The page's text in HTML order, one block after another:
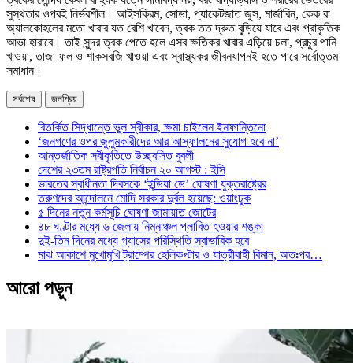
সুস্থতার ওপরই নির্ভরশীল। আইসক্রিম, সোডা, প্যাকেটজাত জুস, মার্জারিন, কেক বা
অ্যালকোহলের মতো খাবার যত বেশি খাবেন, ত্বক তত দ্রুত বুড়িয়ে যাবে এবং প্রাকৃতিক
আভা হারাবে। তাই সুন্দর ত্বক পেতে হলে এসব ক্ষতিকর খাবার এড়িয়ে চলা, প্রচুর পানি
খাওয়া, তাজা ফল ও শাকসবজি খাওয়া এবং স্বাস্থ্যকর জীবনযাপনই হতে পারে সর্বোত্তম
সমাধান।
সর্বশেষ জনপ্রিয়
বিতর্কিত সিদ্ধান্তে ভুল স্বীকার, ক্ষমা চাইলেন ইনফান্তিনো
‘জনগণের ওপর জুলুমকারীদের আর আস্ফালনের সুযোগ হবে না’
আন্তর্জাতিক স্বীকৃতিতে উচ্ছ্বসিত বুবলী
দেশের ২৩তম রাষ্ট্রপতি নির্বাচন ২০ আগস্ট : ইসি
ভারতের স্বাধীনতা দিবসকে ‘ইন্ডিয়া ডে’ ঘোষণা যুক্তরাষ্ট্রের
তরুণদের আন্দোলনে মোদি সরকার দুর্বল হয়েছে: ওয়াংচুক
৫ দিনের নতুন কর্মসূচি ঘোষণা জামায়াত জোটের
৪৮ ঘণ্টার মধ্যে ৬ জেলায় নিম্নাঞ্চল প্লাবিত হওয়ার শঙ্কা
দুই-তিন দিনের মধ্যে গ্যাসের পরিস্থিতি স্বাভাবিক হবে
মাঝ আকাশে মুখোমুখি ট্রাম্পের হেলিকপ্টার ও যাত্রীবাহী বিমান, অতঃপর…
আরো পড়ুন